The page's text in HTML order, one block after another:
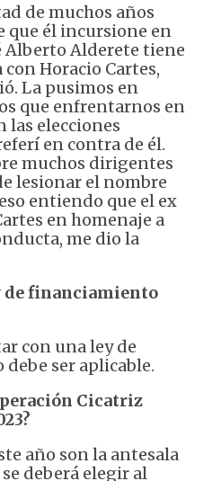
de muchos años
que él incursione en
Alberto Alderete tiene
Horacio Cartes,
La pusimos en
que enfrentarnos en
las elecciones
en contra de él.
muchos dirigentes
lesionar el nombre
entiendo que el ex
en homenaje a
me dio la
de financiamiento
con una ley de
ser aplicable.
Cicatriz
año son la antesala
deberá elegir al